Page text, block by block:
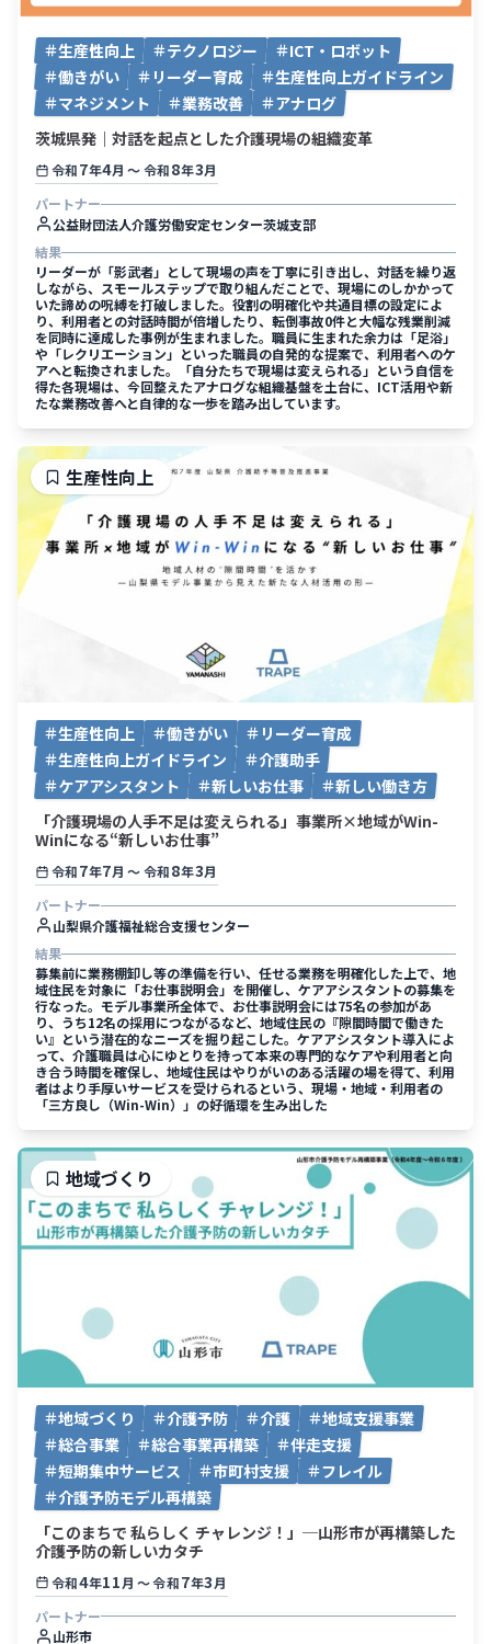
生産性向上 テクノロジー
ICT・ロボット
働きがい
リーダー育成
生産性向上ガイドライン
マネジメント
業務改善
アナログ
茨城県発｜対話を起点とした介護現場の組織変革
令和7年4月 〜令和8年3月
パートナー
公益財団法人介護労働安定センター茨城支部
結果
リーダーが「影武者」として現場の声を丁寧に引き出し、対話を繰り返
しながら、スモールステップで取り組んだことで、現場にのしかかって
いた諦めの呪縛を打破しました。役割の明確化や共通目標の設定によ
り、利用者との対話時間が倍増したり、転倒事故0件と大幅な残業削減
を同時に達成した事例が生まれました。職員に生まれた余力は「足浴」
や「レクリエーション」といった職員の自発的な提案で、利用者へのケ
アへと転換されました。「自分たちで現場は変えられる」という自信を
得た各現場は、今回整えたアナログな組織基盤を土台に、ICT活用や新
たな業務改善へと自律的な一歩を踏み出しています。
生産性向上 働きがい
リーダー育成
生産性向上ガイドライン
介護助手
ケアアシスタント
新しいお仕事
新しい働き方
「介護現場の人手不足は変えられる」事業所×地域がWin-
Winになる“新しいお仕事”
令和7年7月 〜令和8年3月
パートナー
山梨県介護福祉総合支援センター
結果
募集前に業務棚卸し等の準備を行い、任せる業務を明確化した上で、地
域住民を対象に「お仕事説明会」を開催し、ケアアシスタントの募集を
行なった。モデル事業所全体で、お仕事説明会には75名の参加があ
り、うち12名の採用につながるなど、地域住民の『隙間時間で働きた
い』という潜在的なニーズを掘り起こした。ケアアシスタント導入によ
って、介護職員は心にゆとりを持って本来の専門的なケアや利用者と向
き合う時間を確保し、地域住民はやりがいのある活躍の場を得て、利用
者はより手厚いサービスを受けられるという、現場・地域・利用者の
「三方良し（Win-Win）」の好循環を生み出した
生産性向上
地域づくり 介護予防 介護
地域支援事業
総合事業
総合事業再構築
伴走支援
短期集中サービス
市町村支援
フレイル
介護予防モデル再構築
「このまちで 私らしく チャレンジ！」─山形市が再構築した
介護予防の新しいカタチ
令和4年11月 〜令和7年3月
パートナー
山形市
地域づくり